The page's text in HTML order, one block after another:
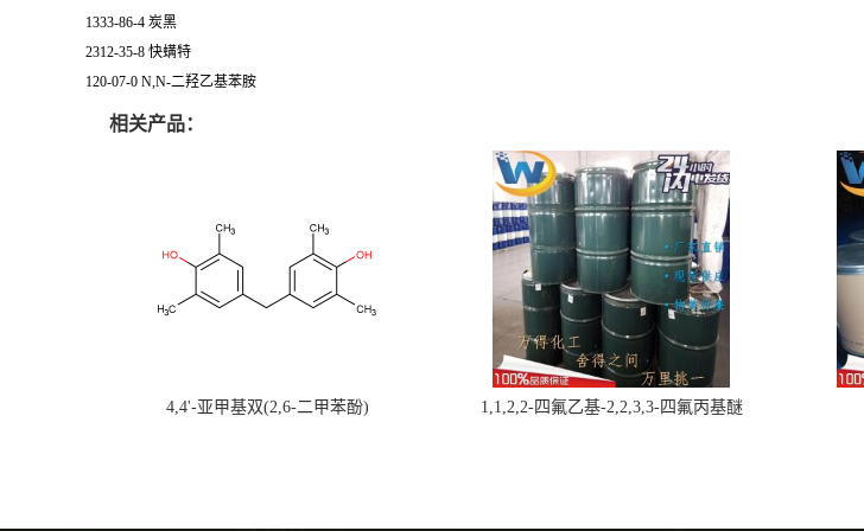
1333-86-4 炭黑
2312-35-8 快螨特
120-07-0 N,N-二羟乙基苯胺
相关产品：
4,4'-亚甲基双(2,6-二甲苯酚) 1,1,2,2-四氟乙基-2,2,3,3-四氟丙基醚